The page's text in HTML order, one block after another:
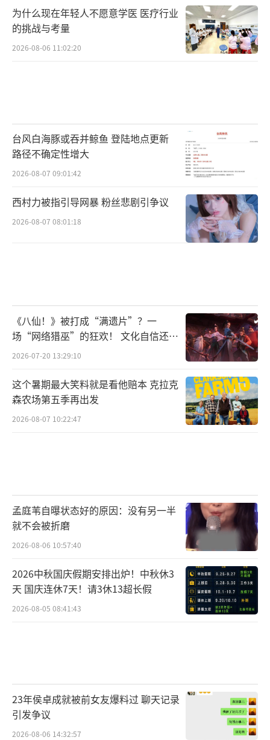
抽+盐调味。
热量：约95大卡/份
控油量：每餐用油量不超过5g（约1小
勺），建议用喷油壶控制。
食材搭配原则：
蛋白质：鸡胸肉、鱼虾、鸡蛋、豆制品
少量主食：可搭配杂粮饭、红薯等（占比2
0%）。
烹饪方式：优先选择清炒、快炒，避免红
烧、油炸，减少酱料（如蚝油、酱油）用量，
可用柠檬汁、黑胡椒、香草提味。
注意事项
掉秤过快可能导致肌肉流失，建议每周减
重不超过体重的1%（如60kg人群每周减0.6kg
结合每日30分钟以上有氧运动（如快走、
跳绳）和力量训练（如深蹲、平板支撑），提
脂肪代谢和排毒。（责任编辑：于浩淙 Hzx0176）
为什么现在年轻人不愿意学医 医疗行业
的挑战与考量
2026-08-06 11:02:20
台风白海豚或吞并鲸鱼 登陆地点更新
路径不确定性增大
2026-08-07 09:01:42
西村力被指引导网暴 粉丝悲剧引争议
2026-08-07 08:01:18
《八仙！》被打成“满遗片”？一
场“网络猎巫”的狂欢！ 文化自信还是
焦虑？
2026-07-20 13:29:10
这个暑期最大笑料就是看他赔本 克拉克
森农场第五季再出发
2026-08-07 10:22:47
孟庭苇自曝状态好的原因：没有另一半
就不会被折磨
2026-08-06 10:57:40
2026中秋国庆假期安排出炉！中秋休3
天 国庆连休7天！请3休13超长假
2026-08-05 08:41:43
23年侯卓成就被前女友爆料过 聊天记录
引发争议
2026-08-06 14:32:57